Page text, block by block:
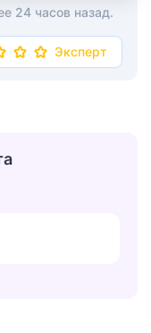
24 часов назад.
Эксперт